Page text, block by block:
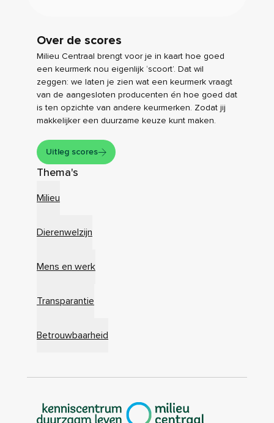
Over de scores
Milieu Centraal brengt voor je in kaart hoe goed
een keurmerk nou eigenlijk ‘scoort’. Dat wil
zeggen: we laten je zien wat een keurmerk vraagt
van de aangesloten producenten én hoe goed dat
is ten opzichte van andere keurmerken. Zodat jij
makkelijker een duurzame keuze kunt maken.
Uitleg scores
Thema's
Milieu
Dierenwelzijn
Mens en werk
Transparantie
Betrouwbaarheid